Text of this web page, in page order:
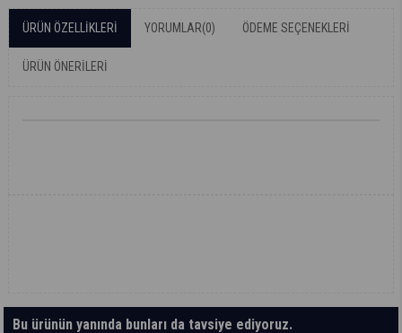
ÜRÜN ÖZELLIKLERI YORUMLAR(0) ÖDEME SEÇENEKLERI
ÜRÜN ÖNERILERI
Bu ürünün yanında bunları da tavsiye ediyoruz.